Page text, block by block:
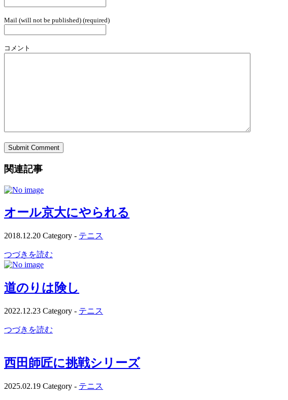
Mail (will not be published) (required)
コメント
関連記事
オール京大にやられる
2018.12.20 Category - テニス
つづきを読む
道のりは険し
2022.12.23 Category - テニス
つづきを読む
西田師匠に挑戦シリーズ
2025.02.19 Category - テニス